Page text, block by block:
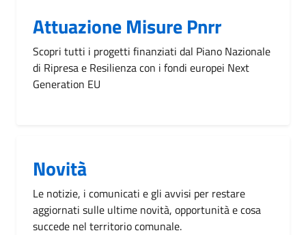
Attuazione Misure Pnrr
Scopri tutti i progetti finanziati dal Piano Nazionale
di Ripresa e Resilienza con i fondi europei Next
Generation EU
Novità
Le notizie, i comunicati e gli avvisi per restare
aggiornati sulle ultime novità, opportunità e cosa
succede nel territorio comunale.